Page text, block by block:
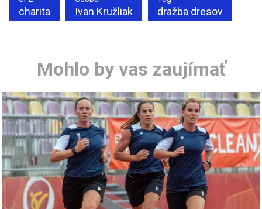
charita Ivan Kružliak dražba dresov
Mohlo by vas zaujímať